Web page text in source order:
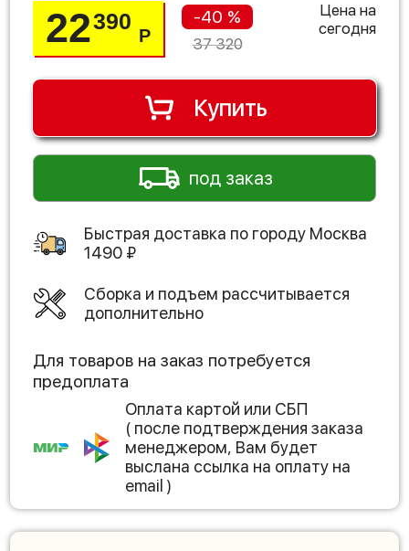
22390
Р
-40 %
37 320
Цена на
сегодня
Купить
под заказ
Быстрая доставка по городу Москва
1490 ₽
Сборка и подъем рассчитывается
дополнительно
Для товаров на заказ потребуется
предоплата
Оплата картой или СБП
( после подтверждения заказа
менеджером, Вам будет
выслана ссылка на оплату на
email )